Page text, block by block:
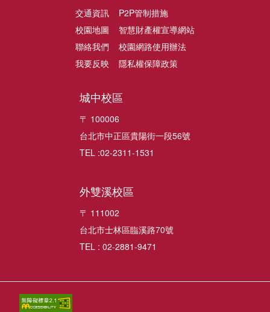
交通資訊
校園地圖
聯絡我們
我要反映
P2P管制措施
智慧財產權宣導網站
校園網路使用辦法
隱私權保障政策
城中校區
〒 100006
台北市中正區貴陽街一段56號
TEL :02-2311-1531
外雙溪校區
〒 111002
台北市士林區臨溪路70號
TEL : 02-2881-9471